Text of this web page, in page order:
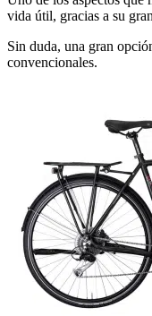
vida útil, gracias a su
Sin duda, una gran
convencionales.